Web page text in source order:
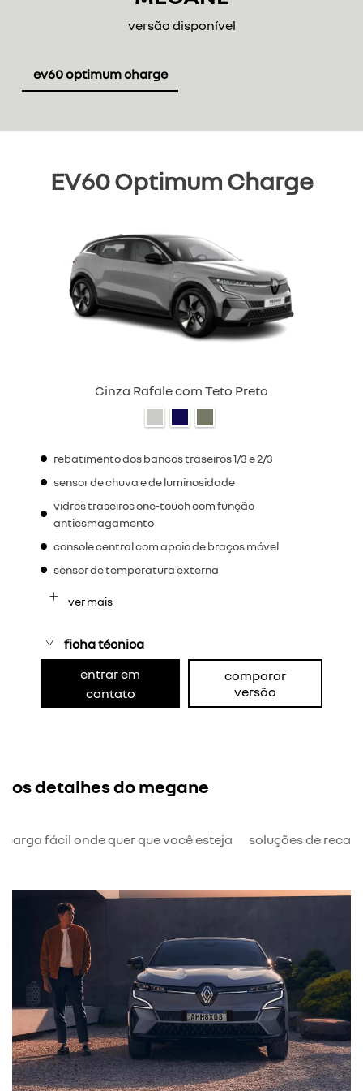
versão disponível
ev60 optimum charge
EV60 Optimum Charge
Cinza Rafale com Teto Preto
rebatimento dos bancos traseiros 1/3 e 2/3
sensor de chuva e de luminosidade
vidros traseiros one-touch com função
antiesmagamento
console central com apoio de braços móvel
sensor de temperatura externa
ver mais
ficha técnica
entrar em
contato
comparar
versão
os detalhes do megane
fácil onde quer que você esteja soluções de
ergonômico e